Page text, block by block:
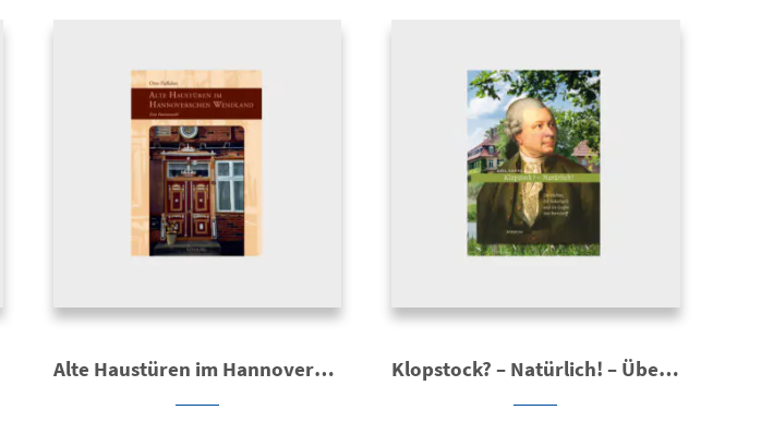
Alte Haustüren im Hannoverschen Wendland Klopstock? – Natürlich! – Überarbeitete 2. Auflage